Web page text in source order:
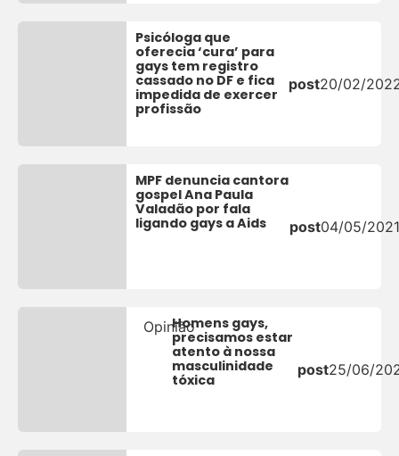
Psicóloga que
oferecia ‘cura’ para
gays tem registro
cassado no DF e fica
impedida de exercer
profissão
post20/02/
MPF denuncia cantora
gospel Ana Paula
Valadão por fala
ligando gays a Aids
post04/05/
OpiniãoHomens gays,
precisamos estar
atento à nossa
masculinidade
tóxica
post25/06/